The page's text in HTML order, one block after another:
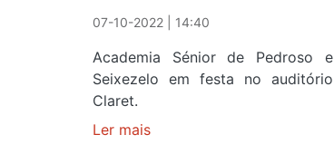
07-10-2022 | 14:40
Academia Sénior de Pedroso e
Seixezelo em festa no auditório
Claret.
Ler mais